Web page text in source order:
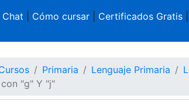
Chat Cómo cursar| Certificados Gratis|
Primaria Lenguaje Primaria
"g" Y "j"